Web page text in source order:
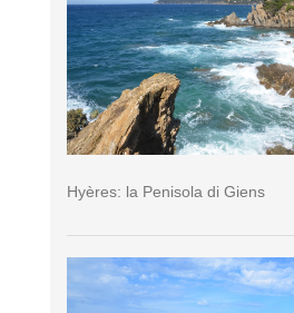
Hyères: la Penisola di Giens